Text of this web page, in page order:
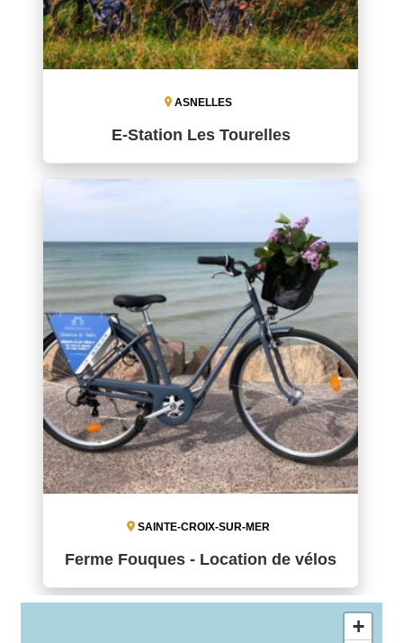
ASNELLES
E-Station Les Tourelles
SAINTE-CROIX-SUR-MER
Ferme Fouques - Location de vélos
+